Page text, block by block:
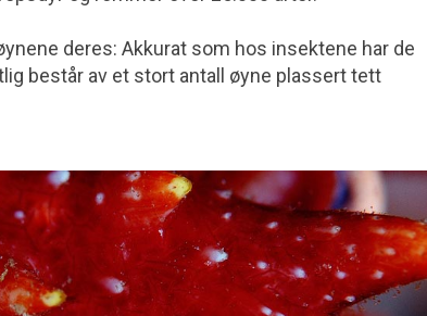
deres: Akkurat som hos insektene har de
består av et stort antall øyne plassert tett